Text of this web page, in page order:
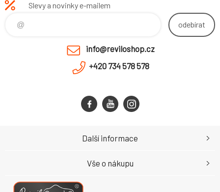
Slevy a novinky e-mailem
odebírat
info@reviloshop.cz
+420 734 578 578
Další informace
Vše o nákupu